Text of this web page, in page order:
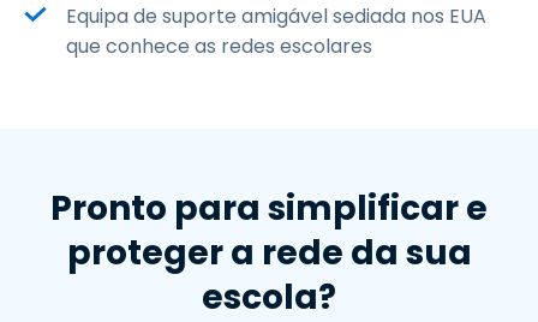
Equipa de suporte amigável sediada nos EUA
que conhece as redes escolares
Pronto para simplificar e
proteger a rede da sua
escola?